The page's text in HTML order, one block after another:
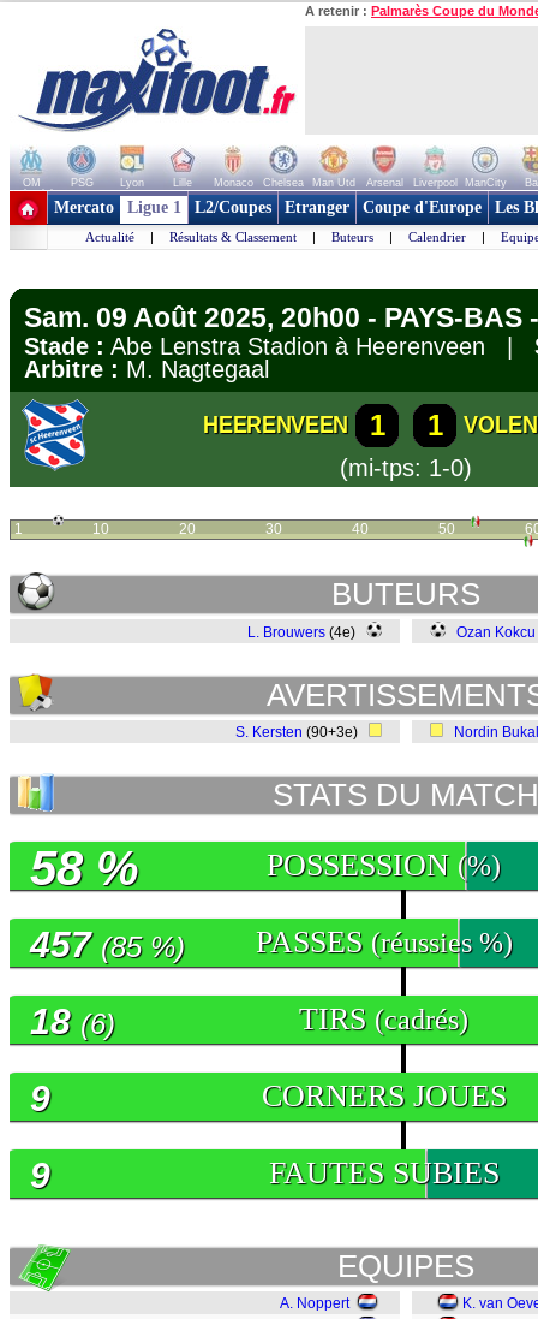
A retenir : Palmarès Coupe du
OM PSG Lyon Lille Monaco Chelsea Man Utd Arsenal Liverpool ManCity
+ de clubs
Mercato Ligue 1 L2/Coupes Etranger Coupe d'Europe Les
Actualité | Résultats & Classement | Buteurs | Calendrier |
Sam. 09 Août 2025, 20h00 - PAYS-BAS
Stade : Abe Lenstra Stadion à Heerenveen |
Arbitre : M. Nagtegaal
HEERENVEEN 1 1
(mi-tps: 1-0)
1 10 20 30 40 50
BUTEURS
L. Brouwers (4e) Ozan Kokcu
S. Kersten (90+3e) Nordin
STATS DU MATCH
POSSESSION (%)
58 %
PASSES (réussies %)
457 (85 %)
TIRS (cadrés)
18 (6)
CORNERS JOUES
9
FAUTES SUBIES
9
EQUIPES
A. Noppert
K. van